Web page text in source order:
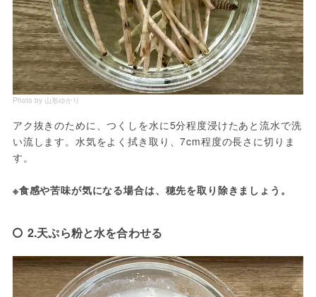
Photo by 山形ゆかり
アク抜きのために、つくしを水に5分程度浸けたあと流水で洗
い流します。水気をよく拭き取り、7cm程度の長さに切りま
す。
※食感や苦味が気になる場合は、穂先を取り除きましょう。
2.天ぷら粉と水を合わせる